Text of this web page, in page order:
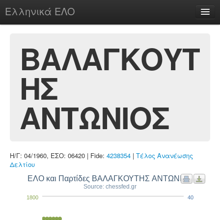
Ελληνικά ΕΛΟ
chesstu.be @ discord
Login
ΒΑΛΑΓΚΟΥΤ
ΗΣ
ΑΝΤΩΝΙΟΣ
Η/Γ: 04/1960, ΕΣΟ: 06420 | Fide: 4238354 | Τέλος Ανανέωσης
Δελτίου
ΕΛΟ και Παρτίδες ΒΑΛΑΓΚΟΥΤΗΣ ΑΝΤΩΝΙΟΣ
Source: chessfed.gr
1800 40